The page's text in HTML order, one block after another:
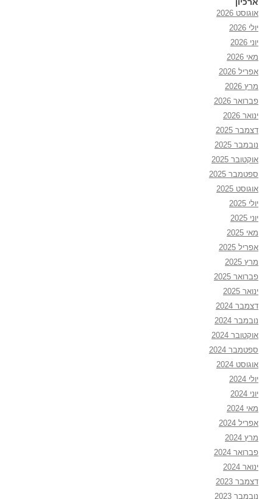
אוגוסט 2026
יולי 2026
יוני 2026
מאי 2026
אפריל 2026
מרץ 2026
פברואר 2026
ינואר 2026
דצמבר 2025
נובמבר 2025
אוקטובר 2025
ספטמבר 2025
אוגוסט 2025
יולי 2025
יוני 2025
מאי 2025
אפריל 2025
מרץ 2025
פברואר 2025
ינואר 2025
דצמבר 2024
נובמבר 2024
אוקטובר 2024
ספטמבר 2024
אוגוסט 2024
יולי 2024
יוני 2024
מאי 2024
אפריל 2024
מרץ 2024
פברואר 2024
ינואר 2024
דצמבר 2023
נובמבר 2023